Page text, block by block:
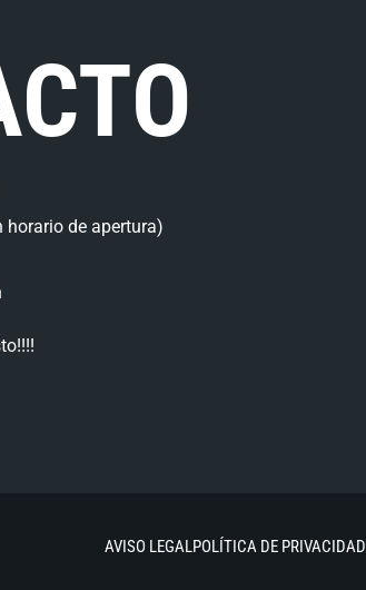
horario de apertura)
AVISO LEGALPOLÍTICA DE PRIVACIDAD